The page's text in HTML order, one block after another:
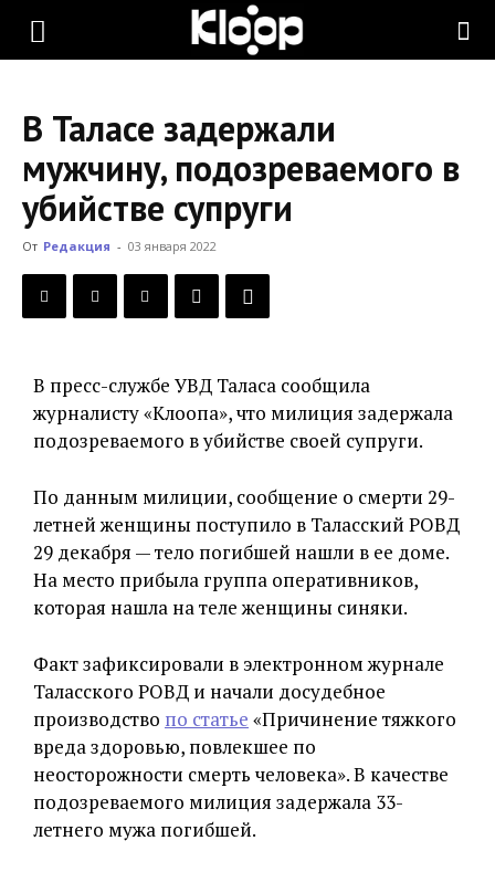
KLOOP.KG
Новости
Кыргызстана
В Таласе задержали
мужчину, подозреваемого в
убийстве супруги
От Редакция - 03 января 2022
В пресс-службе УВД Таласа сообщила
журналисту «Клоопа», что милиция задержала
подозреваемого в убийстве своей супруги.
По данным милиции, сообщение о смерти 29-
летней женщины поступило в Таласский РОВД
29 декабря — тело погибшей нашли в ее доме.
На место прибыла группа оперативников,
которая нашла на теле женщины синяки.
Факт зафиксировали в электронном журнале
Таласского РОВД и начали досудебное
производство по статье «Причинение тяжкого
вреда здоровью, повлекшее по
неосторожности смерть человека». В качестве
подозреваемого милиция задержала 33-
летнего мужа погибшей.